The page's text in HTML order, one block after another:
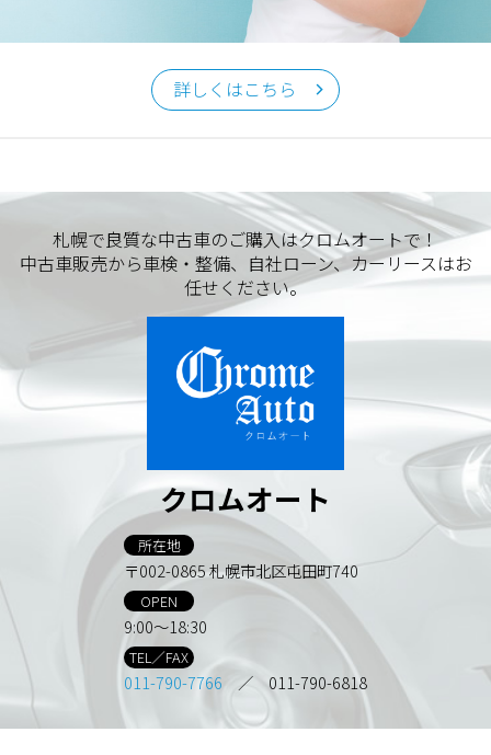
クロムオート
〒002-0865 札幌市北区屯田町740
TEL／011-790-7766FAX／011-790-6818
E-mail：info@chromeauto.co.jp
詳しくはこちら
札幌で良質な中古車のご購入はクロムオートで！
中古車販売から車検・整備、自社ローン、カーリースはお
任せください。
クロムオート
所在地
〒002-0865 札幌市北区屯田町740
OPEN
9:00～18:30
TEL／FAX
011-790-7766 ／ 011-790-6818